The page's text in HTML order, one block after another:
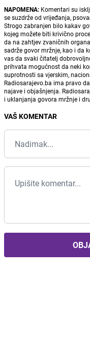
NAPOMENA: Komentari su
se suzdrže od vrijeđanja,
Strogo zabranjen bilo kakav
kojeg možete biti krivično
da na zahtjev zvaničnih
sadrže govor mržnje, kao i da
vas da svaki čitatelj
prihvata mogućnost da neki
suprotnosti sa vjerskim,
Radiosarajevo.ba ima pravo
najave i objašnjenja.
i uklanjanja govora mržnje i
VAŠ KOMENTAR